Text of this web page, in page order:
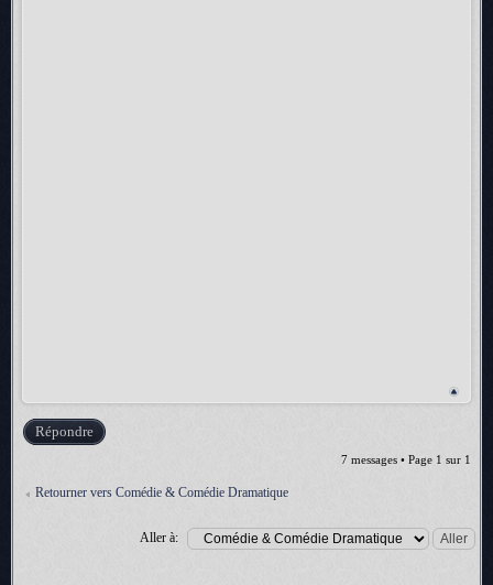
Répondre
7 messages • Page 1 sur 1
Retourner vers Comédie & Comédie Dramatique
Aller à: